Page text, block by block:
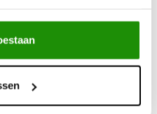
Prado 120 (2003 -
2009)
€1.262,03
€1.527,06
Incl. btw